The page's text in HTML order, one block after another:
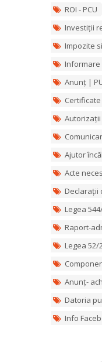
ROI - PCU
Investiții
Impozite
Informare
Anunț |
Autorizații
Ajutor
Acte
Declarații
Legea
Raport-
Legea 52/
Anunț-
Datoria
Info